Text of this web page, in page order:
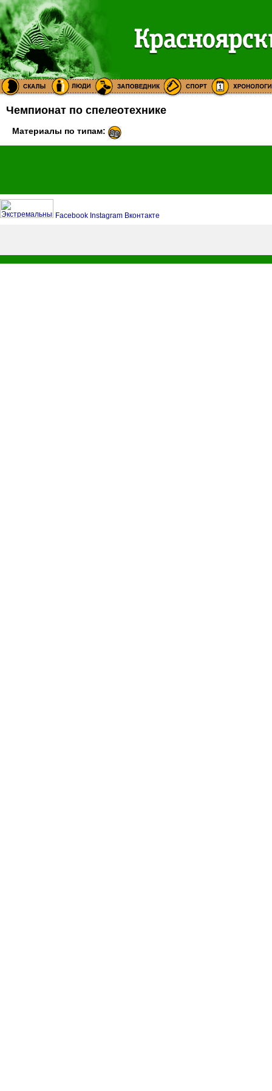
Чемпионат по спелеотехнике
Материалы по типам:
Facebook Instagram Вконтакте